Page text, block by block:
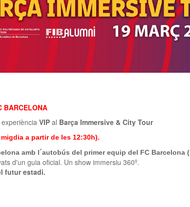
BARCELONA
VIP al Barça Immersive & City Tour
a partir de les 12:30h).
amb l´autobús del primer equip del FC
d'un guia oficial. Un show immersiu 360º.
futur estadi.